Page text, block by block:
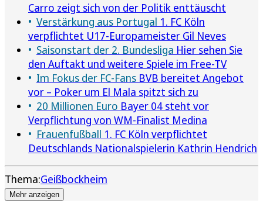
Carro zeigt sich von der Politik enttäuscht
Verstärkung aus Portugal 1. FC Köln
verpflichtet U17-Europameister Gil Neves
Saisonstart der 2. Bundesliga Hier sehen Sie
den Auftakt und weitere Spiele im Free-TV
Im Fokus der FC-Fans BVB bereitet Angebot
vor – Poker um El Mala spitzt sich zu
20 Millionen Euro Bayer 04 steht vor
Verpflichtung von WM-Finalist Medina
Frauenfußball 1. FC Köln verpflichtet
Deutschlands Nationalspielerin Kathrin Hendrich
Thema:Geißbockheim
Mehr anzeigen